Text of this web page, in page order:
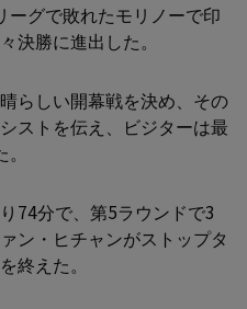
ーグで敗れたモリノーで印
決勝に進出した。
らしい開幕戦を決め、その
ストを伝え、ビジターは最
74分で、第5ラウンドで3
ン・ヒチャンがストップタ
終えた。